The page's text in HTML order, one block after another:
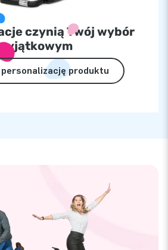
czynią Twój wybór
personalizację produktu